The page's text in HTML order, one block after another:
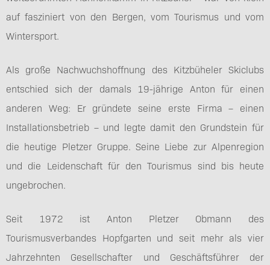
auf fasziniert von den Bergen, vom Tourismus und vom
Wintersport.
Als große Nachwuchshoffnung des Kitzbüheler Skiclubs
entschied sich der damals 19-jährige Anton für einen
anderen Weg: Er gründete seine erste Firma – einen
Installationsbetrieb – und legte damit den Grundstein für
die heutige Pletzer Gruppe. Seine Liebe zur Alpenregion
und die Leidenschaft für den Tourismus sind bis heute
ungebrochen.
Seit 1972 ist Anton Pletzer Obmann des
Tourismusverbandes Hopfgarten und seit mehr als vier
Jahrzehnten Gesellschafter und Geschäftsführer der